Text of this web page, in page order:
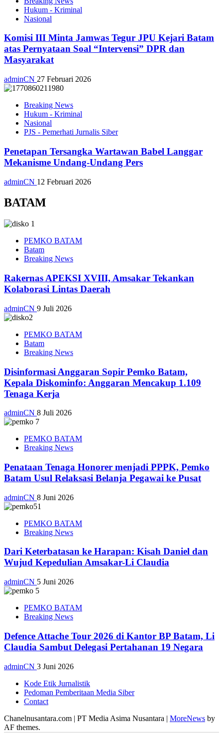
Hukum - Kriminal
Nasional
Komisi III Minta Jamwas Tegur JPU Kejari Batam
atas Pernyataan Soal “Intervensi” DPR dan
Masyarakat
adminCN 27 Februari 2026
Breaking News
Hukum - Kriminal
Nasional
PJS - Pemerhati Jurnalis Siber
Penetapan Tersangka Wartawan Babel Langgar
Mekanisme Undang-Undang Pers
adminCN 12 Februari 2026
BATAM
PEMKO BATAM
Batam
Breaking News
Rakernas APEKSI XVIII, Amsakar Tekankan
Kolaborasi Lintas Daerah
adminCN 9 Juli 2026
PEMKO BATAM
Batam
Breaking News
Disinformasi Anggaran Sopir Pemko Batam,
Kepala Diskominfo: Anggaran Mencakup 1.109
Tenaga Kerja
adminCN 8 Juli 2026
PEMKO BATAM
Breaking News
Penataan Tenaga Honorer menjadi PPPK, Pemko
Batam Usul Relaksasi Belanja Pegawai ke Pusat
adminCN 8 Juni 2026
PEMKO BATAM
Breaking News
Dari Keterbatasan ke Harapan: Kisah Daniel dan
Wujud Kepedulian Amsakar-Li Claudia
adminCN 5 Juni 2026
PEMKO BATAM
Breaking News
Defence Attache Tour 2026 di Kantor BP Batam, Li
Claudia Sambut Delegasi Pertahanan 19 Negara
adminCN 3 Juni 2026
Kode Etik Jurnalistik
Pedoman Pemberitaan Media Siber
Contact
Chanelnusantara.com | PT Media Asima Nusantara | MoreNews by
AF themes.